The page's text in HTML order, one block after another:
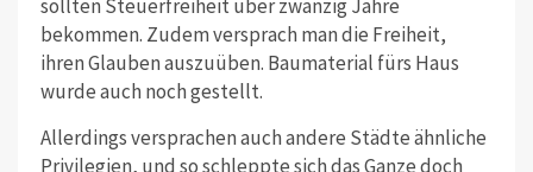
sollten Steuerfreiheit über zwanzig Jahre
bekommen. Zudem versprach man die Freiheit,
ihren Glauben auszuüben. Baumaterial fürs Haus
wurde auch noch gestellt.
Allerdings versprachen auch andere Städte ähnliche
Privilegien, und so schleppte sich das Ganze doch